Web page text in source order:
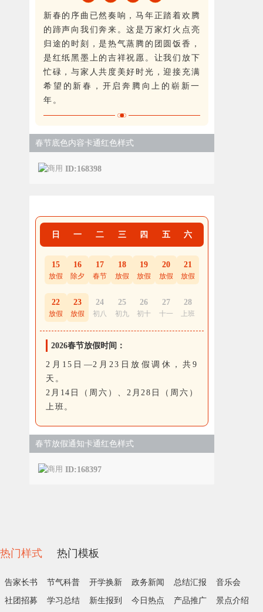
新春的序曲已然奏响，马年正踏着欢腾
的蹄声向我们奔来。这是万家灯火点亮
归途的时刻，是热气蒸腾的团圆饭香，
是红纸黑墨上的吉祥祝愿。让我们放下
忙碌，与家人共度美好时光，迎接充满
希望的新春，开启奔腾向上的崭新一
年。
春节底色内容卡通红色样式
ID:168398
日 一 二 三 四 五 六
15
放假
16
除夕
17
春节
18
放假
19
放假
20
放假
21
放假
22
放假
23
放假
24
初八
25
初九
26
初十
27
十一
28
上班
2026春节放假时间：
2月15日—2月23日放假调休，共9
天。
2月14日（周六）、2月28日（周六）
上班。
春节放假通知卡通红色样式
ID:168397
热门样式 热门模板
告家长书 节气科普 开学换新 政务新闻 总结汇报 音乐会
社团招募 学习总结 新生报到 今日热点 产品推广 景点介绍